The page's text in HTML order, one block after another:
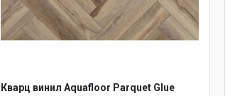
Кварц винил Aquafloor Parquet Glue